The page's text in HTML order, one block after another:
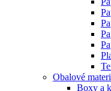
Obalové
Boxy a